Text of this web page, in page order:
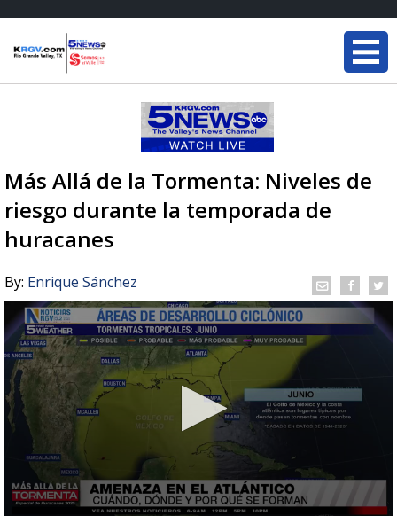
Más Allá de la Tormenta: Niveles de
riesgo durante la temporada de
huracanes
By: Enrique Sánchez